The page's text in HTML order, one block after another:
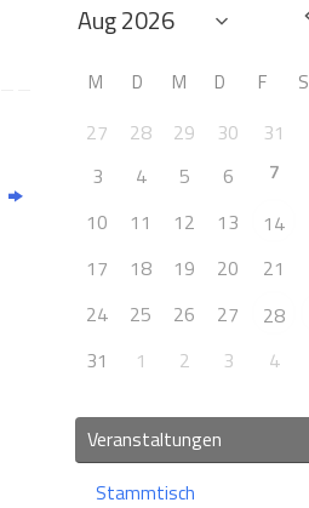
M D M D F S
27 28 29 30 31
3
4 5 6 7
10
11 12 13 14
17
18 19 20 21
24
25 26 27 28
31
1 2 3 4
Veranstaltungen
Stammtisch